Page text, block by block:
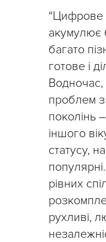
“Цифрове
акумулює
багато
готове і
Водночас,
проблем
поколінь
іншого
статусу,
рівних
рухливі,